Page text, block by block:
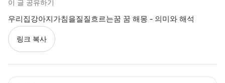
이 글 공유하기
우리집강아지가침을질질흐르는꿈 꿈 해몽 - 의미와 해석
링크 복사